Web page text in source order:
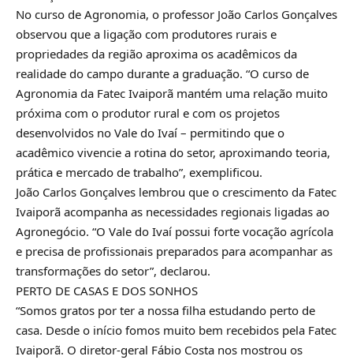
No curso de Agronomia, o professor João Carlos Gonçalves
observou que a ligação com produtores rurais e
propriedades da região aproxima os acadêmicos da
realidade do campo durante a graduação. “O curso de
Agronomia da Fatec Ivaiporã mantém uma relação muito
próxima com o produtor rural e com os projetos
desenvolvidos no Vale do Ivaí – permitindo que o
acadêmico vivencie a rotina do setor, aproximando teoria,
prática e mercado de trabalho”, exemplificou.
João Carlos Gonçalves lembrou que o crescimento da Fatec
Ivaiporã acompanha as necessidades regionais ligadas ao
Agronegócio. “O Vale do Ivaí possui forte vocação agrícola
e precisa de profissionais preparados para acompanhar as
transformações do setor”, declarou.
PERTO DE CASAS E DOS SONHOS
“Somos gratos por ter a nossa filha estudando perto de
casa. Desde o início fomos muito bem recebidos pela Fatec
Ivaiporã. O diretor-geral Fábio Costa nos mostrou os